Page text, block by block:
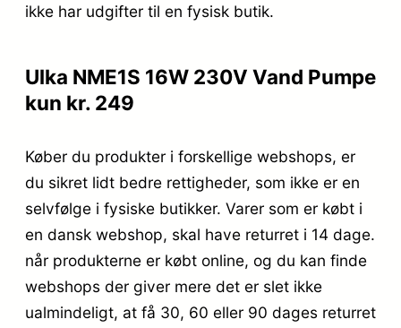
ikke har udgifter til en fysisk butik.
Ulka NME1S 16W 230V Vand Pumpe
kun kr. 249
Køber du produkter i forskellige webshops, er
du sikret lidt bedre rettigheder, som ikke er en
selvfølge i fysiske butikker. Varer som er købt i
en dansk webshop, skal have returret i 14 dage.
når produkterne er købt online, og du kan finde
webshops der giver mere det er slet ikke
ualmindeligt, at få 30, 60 eller 90 dages returret